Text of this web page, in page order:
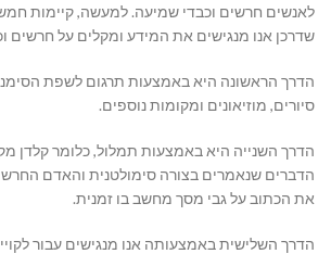
לאנשים חרשים וכבדי שמיעה. למעשה, קיימות
שדרכן אנו מנגישים את המידע ומקלים על חרשים
הדרך הראשונה היא באמצעות תרגום לשפת
סיורים, מוזיאונים ומקומות נוספים.
הדרך השנייה היא באמצעות תמלול, כלומר קלדן
הדברים שנאמרים בצורה סימולטנית והאדם
את הכתוב על גבי מסך מחשב בו זמנית.
הדרך השלישית באמצעותה אנו מנגישים עבור